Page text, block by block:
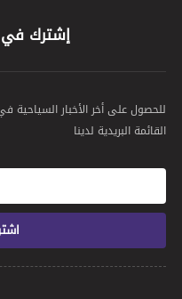
إشترك في
للحصول على أخر الأخبار السياحية
القائمة البريدية لدينا